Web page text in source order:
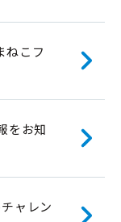
ねこフ
をお知
ャレン